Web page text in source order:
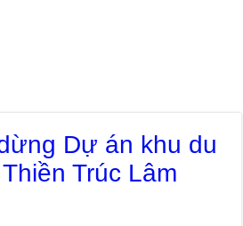
Dự án khu du
Trúc Lâm